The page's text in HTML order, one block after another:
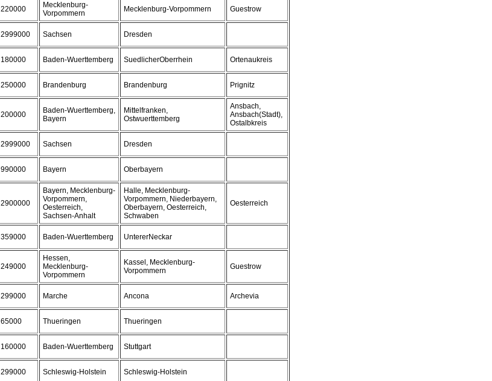
220000
Mecklenburg-
Vorpommern
Mecklenburg-Vorpommern Guestrow
2999000 Sachsen Dresden
180000 Baden-Wuerttemberg SuedlicherOberrhein Ortenaukreis
250000 Brandenburg Brandenburg Prignitz
200000
Baden-Wuerttemberg,
Bayern
Mittelfranken,
Ostwuerttemberg
Ansbach,
Ansbach(Stadt),
Ostalbkreis
2999000 Sachsen Dresden
990000 Bayern Oberbayern
2900000
Bayern, Mecklenburg-
Vorpommern,
Oesterreich,
Sachsen-Anhalt
Halle, Mecklenburg-
Vorpommern, Niederbayern,
Oberbayern, Oesterreich,
Schwaben
Oesterreich
359000 Baden-Wuerttemberg UntererNeckar
249000
Hessen,
Mecklenburg-
Vorpommern
Kassel, Mecklenburg-
Vorpommern
Guestrow
299000 Marche Ancona Archevia
65000 Thueringen Thueringen
160000 Baden-Wuerttemberg Stuttgart
299000 Schleswig-Holstein Schleswig-Holstein